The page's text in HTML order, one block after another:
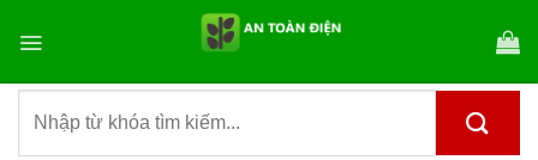
qua
dung
kiếm: